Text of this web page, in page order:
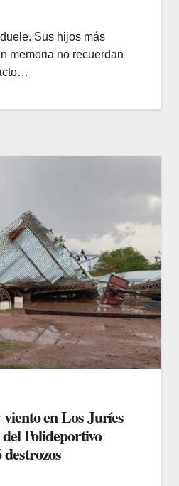
Sus hijos más
memoria no recuerdan
en Los Juríes
Polideportivo